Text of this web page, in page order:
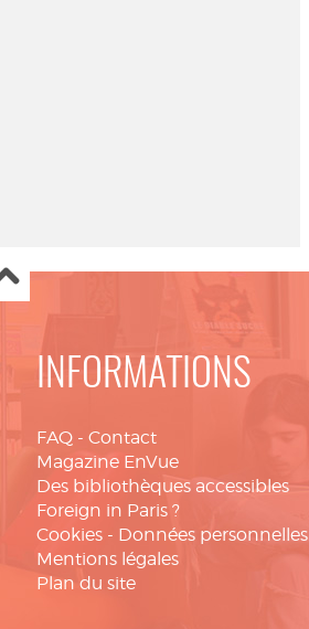
INFORMATIONS
FAQ - Contact
Magazine EnVue
Des bibliothèques accessibles
Foreign in Paris ?
Cookies - Données personnelles
Mentions légales
Plan du site